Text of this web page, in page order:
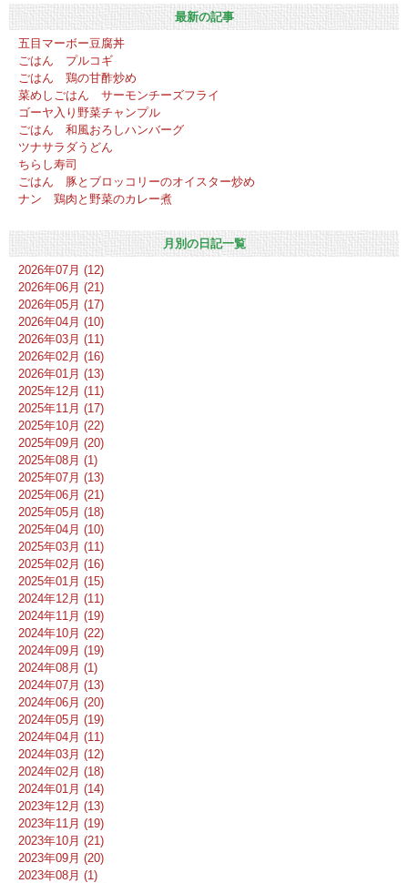
最新の記事
五目マーボー豆腐丼
ごはん プルコギ
ごはん 鶏の甘酢炒め
菜めしごはん サーモンチーズフライ
ゴーヤ入り野菜チャンプル
ごはん 和風おろしハンバーグ
ツナサラダうどん
ちらし寿司
ごはん 豚とブロッコリーのオイスター炒め
ナン 鶏肉と野菜のカレー煮
月別の日記一覧
2026年07月 (12)
2026年06月 (21)
2026年05月 (17)
2026年04月 (10)
2026年03月 (11)
2026年02月 (16)
2026年01月 (13)
2025年12月 (11)
2025年11月 (17)
2025年10月 (22)
2025年09月 (20)
2025年08月 (1)
2025年07月 (13)
2025年06月 (21)
2025年05月 (18)
2025年04月 (10)
2025年03月 (11)
2025年02月 (16)
2025年01月 (15)
2024年12月 (11)
2024年11月 (19)
2024年10月 (22)
2024年09月 (19)
2024年08月 (1)
2024年07月 (13)
2024年06月 (20)
2024年05月 (19)
2024年04月 (11)
2024年03月 (12)
2024年02月 (18)
2024年01月 (14)
2023年12月 (13)
2023年11月 (19)
2023年10月 (21)
2023年09月 (20)
2023年08月 (1)